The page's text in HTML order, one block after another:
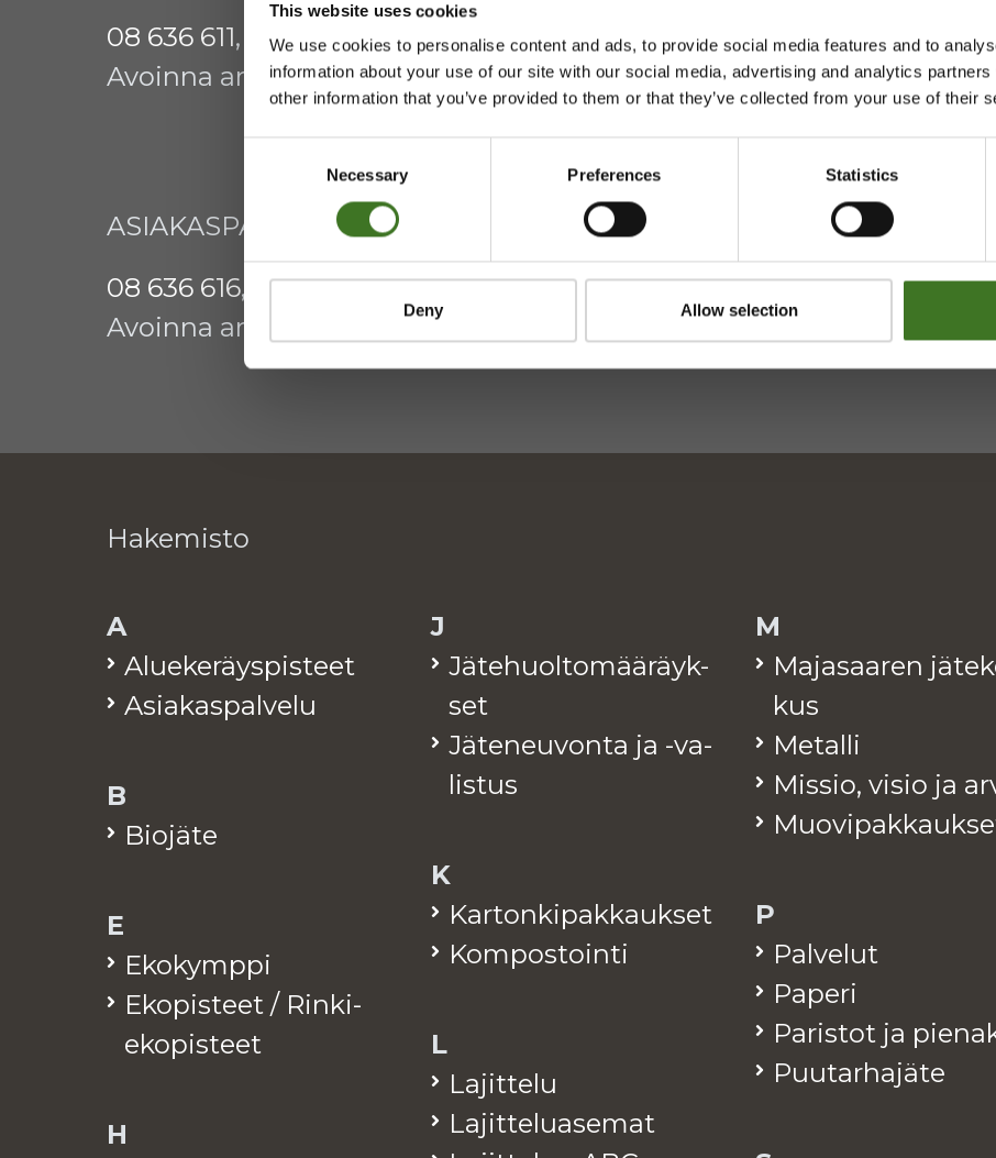
This website uses cookies
We use cookies to personalise content and ads, to provide social media features and to
information about your use of our site with our social media, advertising and analytics
other information that you’ve provided to them or that they’ve collected from your use of their
Necessary Preferences Statistics
Deny Allow selection
08 636 611,
info@ekokymppi.fi
Avoinna arkisin 9 - 15
ASIAKASPALVELU
08 636 616,
laskutus@ekokymppi.fi
Avoinna arkisin 9 - 17
044 710 0425,
Avoinna ma 8 - 18, ti - pe 8 -
Saavutettavuusseloste
Tietosuojaselosteita
Hakemisto
A
Alue­ke­räys­pis­teet
Asia­kas­pal­ve­lu
B
Bio­jä­te
E
Eko­kymp­pi
Eko­pis­teet / Rinki-
eko­pis­teet
H
J
Jä­te­huol­to­mää­räyk­
set
Jä­te­neu­von­ta ja -va­
lis­tus
K
Kar­ton­ki­pak­kauk­set
Kom­pos­toin­ti
L
La­jit­te­lu
La­jit­te­lua­se­mat
M
Ma­ja­saa­ren
kus
Me­tal­li
Mis­sio, visio ja
P
Pal­ve­lut
Pa­pe­ri
Pa­ris­tot ja
Puu­tar­ha­jä­te